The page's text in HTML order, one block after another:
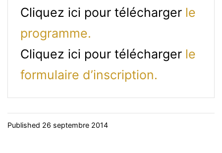
Cliquez ici pour télécharger le
programme.
Cliquez ici pour télécharger le
formulaire d’inscription.
Published 26 septembre 2014